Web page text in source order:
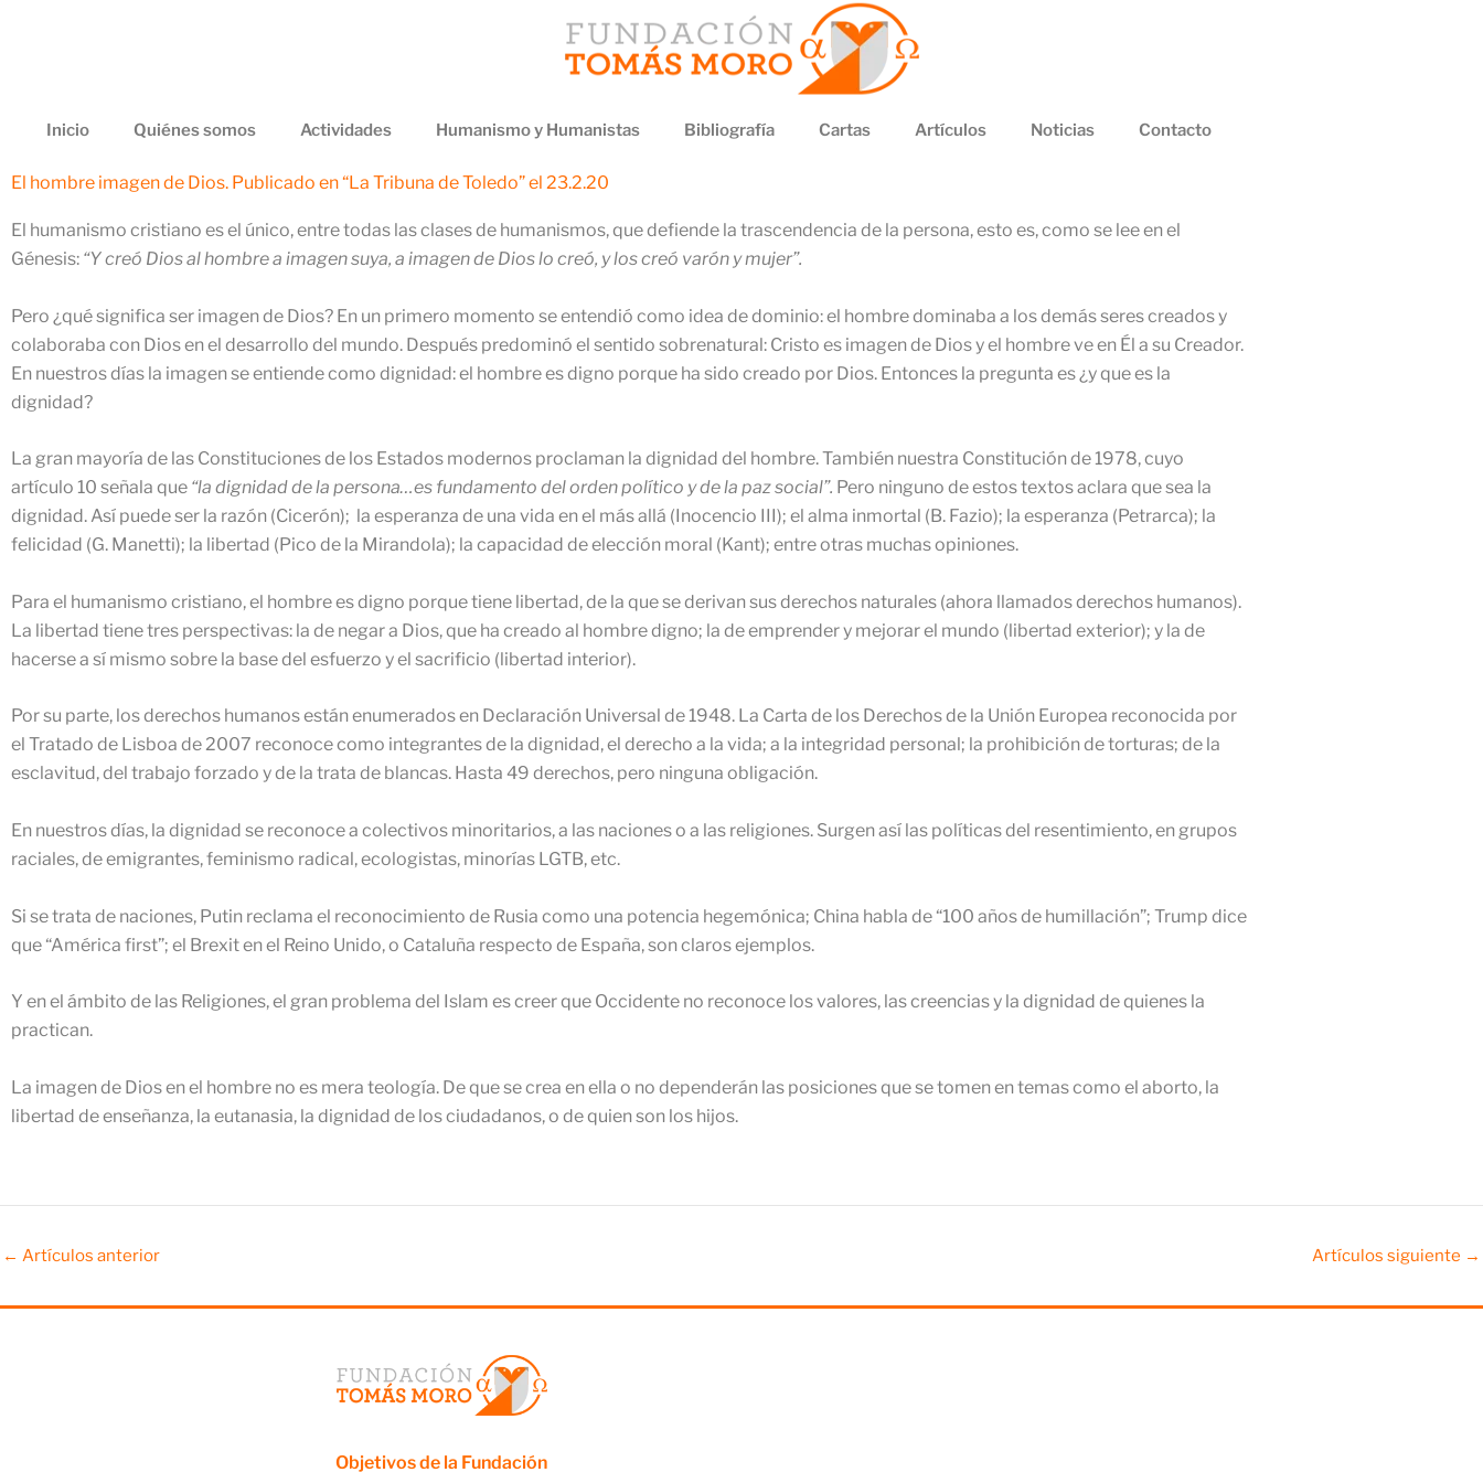
Inicio Quiénes somos Actividades Humanismo y Humanistas Bibliografía Cartas Artículos Noticias Contacto
El hombre imagen de Dios. Publicado en “La Tribuna de Toledo” el 23.2.20
El humanismo cristiano es el único, entre todas las clases de humanismos, que defiende la trascendencia de la persona, esto es, como se lee en el
Génesis: “Y creó Dios al hombre a imagen suya, a imagen de Dios lo creó, y los creó varón y mujer”.
Pero ¿qué significa ser imagen de Dios? En un primero momento se entendió como idea de dominio: el hombre dominaba a los demás seres creados y
colaboraba con Dios en el desarrollo del mundo. Después predominó el sentido sobrenatural: Cristo es imagen de Dios y el hombre ve en Él a su Creador.
En nuestros días la imagen se entiende como dignidad: el hombre es digno porque ha sido creado por Dios. Entonces la pregunta es ¿y que es la
dignidad?
La gran mayoría de las Constituciones de los Estados modernos proclaman la dignidad del hombre. También nuestra Constitución de 1978, cuyo
artículo 10 señala que “la dignidad de la persona…es fundamento del orden político y de la paz social”. Pero ninguno de estos textos aclara que sea la
dignidad. Así puede ser la razón (Cicerón); la esperanza de una vida en el más allá (Inocencio III); el alma inmortal (B. Fazio); la esperanza (Petrarca); la
felicidad (G. Manetti); la libertad (Pico de la Mirandola); la capacidad de elección moral (Kant); entre otras muchas opiniones.
Para el humanismo cristiano, el hombre es digno porque tiene libertad, de la que se derivan sus derechos naturales (ahora llamados derechos humanos).
La libertad tiene tres perspectivas: la de negar a Dios, que ha creado al hombre digno; la de emprender y mejorar el mundo (libertad exterior); y la de
hacerse a sí mismo sobre la base del esfuerzo y el sacrificio (libertad interior).
Por su parte, los derechos humanos están enumerados en Declaración Universal de 1948. La Carta de los Derechos de la Unión Europea reconocida por
el Tratado de Lisboa de 2007 reconoce como integrantes de la dignidad, el derecho a la vida; a la integridad personal; la prohibición de torturas; de la
esclavitud, del trabajo forzado y de la trata de blancas. Hasta 49 derechos, pero ninguna obligación.
En nuestros días, la dignidad se reconoce a colectivos minoritarios, a las naciones o a las religiones. Surgen así las políticas del resentimiento, en grupos
raciales, de emigrantes, feminismo radical, ecologistas, minorías LGTB, etc.
Si se trata de naciones, Putin reclama el reconocimiento de Rusia como una potencia hegemónica; China habla de “100 años de humillación”; Trump dice
que “América first”; el Brexit en el Reino Unido, o Cataluña respecto de España, son claros ejemplos.
Y en el ámbito de las Religiones, el gran problema del Islam es creer que Occidente no reconoce los valores, las creencias y la dignidad de quienes la
practican.
La imagen de Dios en el hombre no es mera teología. De que se crea en ella o no dependerán las posiciones que se tomen en temas como el aborto, la
libertad de enseñanza, la eutanasia, la dignidad de los ciudadanos, o de quien son los hijos.
← Artículos anterior Artículos siguiente →
Objetivos de la Fundación